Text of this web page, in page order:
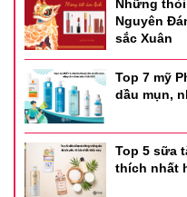
Những
Nguyên
sắc Xuân
Top 7 mỹ
dầu mụn,
Top 5 sữa
thích nhất